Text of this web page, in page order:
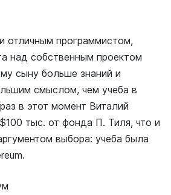
отличным программистом,
над собственным проектом
сыну больше знаний и
смыслом, чем учеба в
в этот момент Виталий
тыс. от фонда П. Тиля, что и
выбора: учеба была